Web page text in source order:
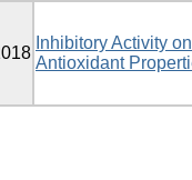
Inhibitory Activity
Antioxidant